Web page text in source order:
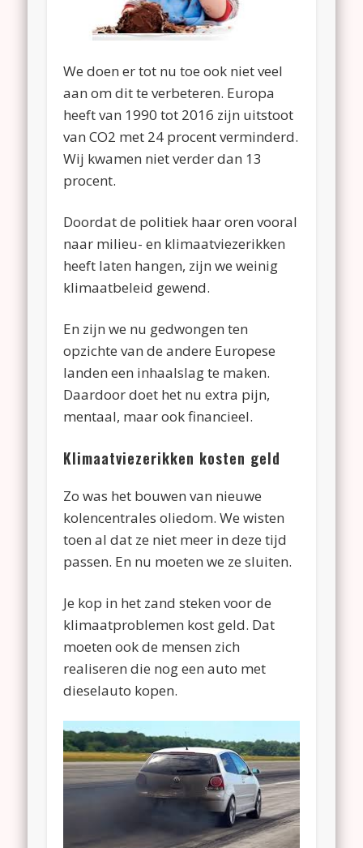
We doen er tot nu toe ook niet veel
aan om dit te verbeteren. Europa
heeft van 1990 tot 2016 zijn uitstoot
van CO2 met 24 procent verminderd.
Wij kwamen niet verder dan 13
procent.
Doordat de politiek haar oren vooral
naar milieu- en klimaatviezerikken
heeft laten hangen, zijn we weinig
klimaatbeleid gewend.
En zijn we nu gedwongen ten
opzichte van de andere Europese
landen een inhaalslag te maken.
Daardoor doet het nu extra pijn,
mentaal, maar ook financieel.
Klimaatviezerikken kosten geld
Zo was het bouwen van nieuwe
kolencentrales oliedom. We wisten
toen al dat ze niet meer in deze tijd
passen. En nu moeten we ze sluiten.
Je kop in het zand steken voor de
klimaatproblemen kost geld. Dat
moeten ook de mensen zich
realiseren die nog een auto met
dieselauto kopen.